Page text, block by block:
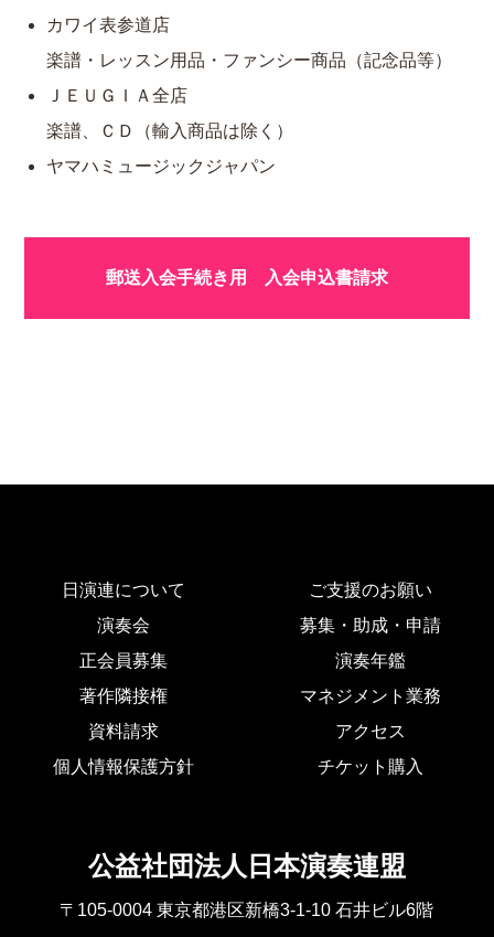
カワイ表参道店
楽譜・レッスン用品・ファンシー商品（記念品等）
ＪＥＵＧＩＡ全店
楽譜、ＣＤ（輸入商品は除く）
ヤマハミュージックジャパン
郵送入会手続き用 入会申込書請求
日演連について
ご支援のお願い
演奏会
募集・助成・申請
正会員募集
演奏年鑑
著作隣接権
マネジメント業務
資料請求
アクセス
個人情報保護方針
チケット購入
公益社団法人日本演奏連盟
〒105-0004 東京都港区新橋3-1-10 石井ビル6階